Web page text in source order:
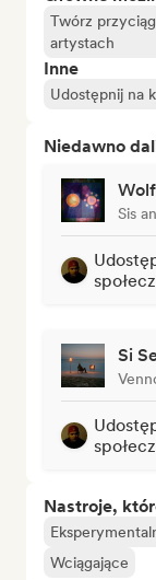
Twórz
artystach
Inne
Udostępnij na
Niedawno
Sis
Si
Nastroje,
Wciągające